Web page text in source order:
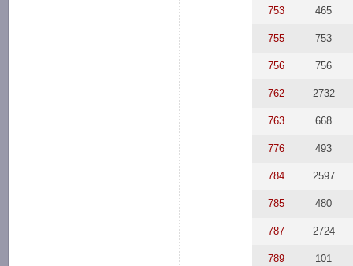
753 465
755 753
756 756
762 2732
763 668
776 493
784 2597
785 480
787 2724
789 101